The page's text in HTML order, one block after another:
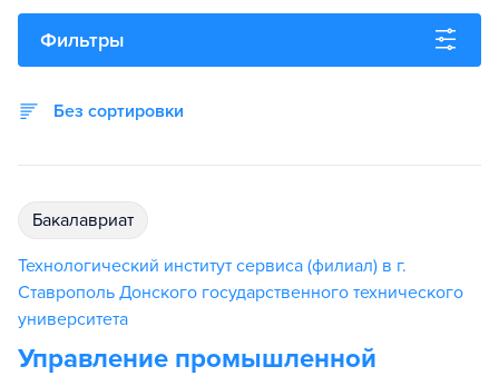
Фильтры
Без сортировки
бакалавриат
Технологический институт сервиса (филиал) в г.
Ставрополь Донского государственного технического
университета
Управление промышленной